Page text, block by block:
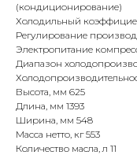
(кондиционирование)
Холодильный
Регулирование
Электропитание
Диапазон
Высота, мм 625
Длина, мм 1393
Ширина, мм 548
Масса нетто, кг 553
Количество масла, л 11